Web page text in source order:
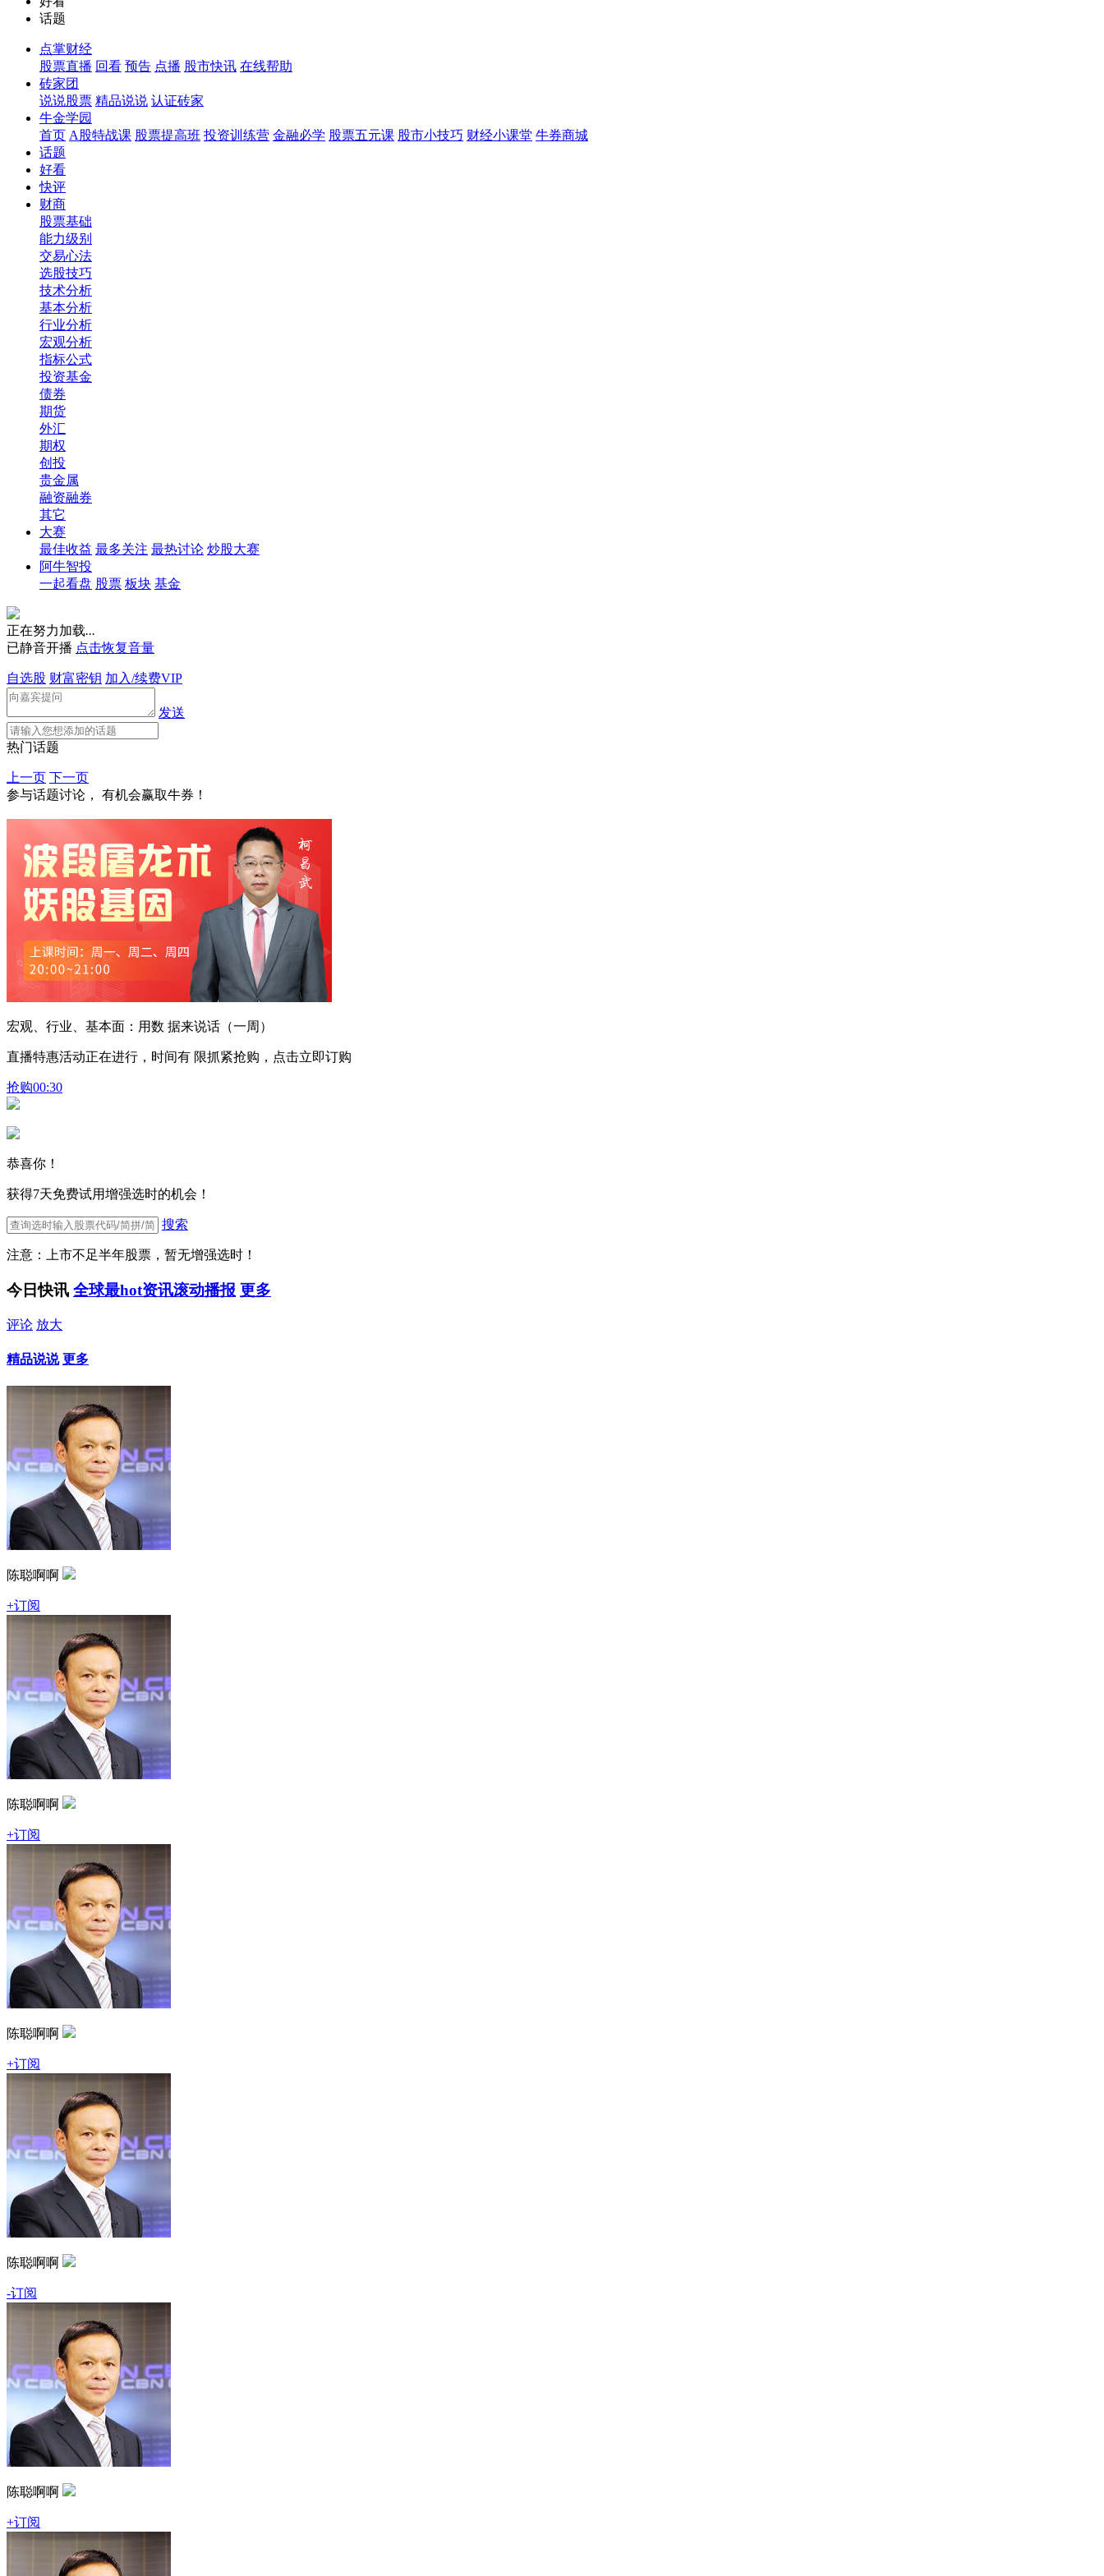
话题
点掌财经
股票直播 回看 预告 点播 股市快讯 在线帮助
砖家团
说说股票 精品说说 认证砖家
牛金学园
首页 A股特战课 股票提高班 投资训练营 金融必学 股票五元课 股市小技巧 财经小课堂 牛券商城
话题
好看
快评
财商
股票基础
能力级别
交易心法
选股技巧
技术分析
基本分析
行业分析
宏观分析
指标公式
投资基金
债券
期货
外汇
期权
创投
贵金属
融资融券
其它
大赛
最佳收益 最多关注 最热讨论 炒股大赛
阿牛智投
一起看盘 股票 板块 基金
正在努力加载...
已静音开播 点击恢复音量
自选股 财富密钥 加入/续费VIP
发送
热门话题
上一页 下一页
参与话题讨论， 有机会赢取牛券！
宏观、行业、基本面：用数 据来说话（一周）
直播特惠活动正在进行，时间有 限抓紧抢购，点击立即订购
抢购00:30
恭喜你！
获得7天免费试用增强选时的机会！
搜索
注意：上市不足半年股票，暂无增强选时！
今日快讯 全球最hot资讯滚动播报 更多
评论 放大
精品说说 更多
陈聪啊啊
+订阅
陈聪啊啊
+订阅
陈聪啊啊
+订阅
陈聪啊啊
-订阅
陈聪啊啊
+订阅